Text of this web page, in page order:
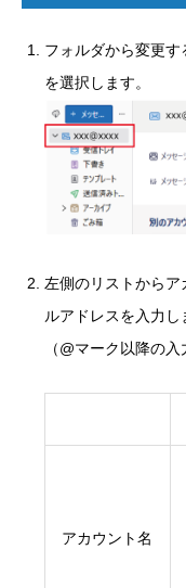
フォルダから変更す
を選択します。
左側のリストから
ルアドレスを入力し
（@マーク以降の
アカウント名